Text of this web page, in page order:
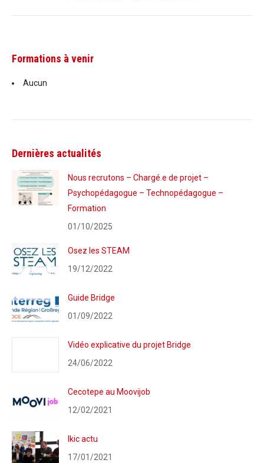
Formations à venir
Aucun
Dernières actualités
Nous recrutons – Chargé.e de projet –
Psychopédagogue – Technopédagogue –
Formation
01/10/2025
Osez les STEAM
19/12/2022
Guide Bridge
01/09/2022
Vidéo explicative du projet Bridge
24/06/2022
Cecotepe au Moovijob
12/02/2021
Ikic actu
17/01/2021